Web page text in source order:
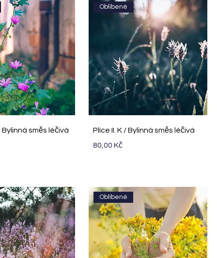
náhled
Bylinná směs léčivá
Rychlý náhled
Oblíbené
Plíce II. K / Bylinná směs léčivá
Cena
80,00 Kč
Oblíbené